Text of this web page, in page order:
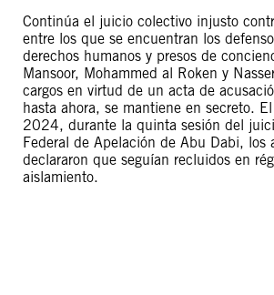
Continúa el juicio colectivo injusto
entre los que se encuentran los
derechos humanos y presos de
Mansoor, Mohammed al Roken y
cargos en virtud de un acta de
hasta ahora, se mantiene en secreto.
2024, durante la quinta sesión del
Federal de Apelación de Abu Dabi, los
declararon que seguían recluidos en
aislamiento.